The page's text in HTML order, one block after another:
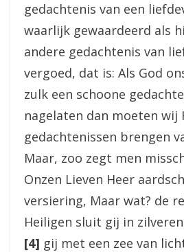
gedachtenis van een
waarlijk gewaardeerd als
andere gedachtenis van
vergoed, dat is: Als God
zulk een schoone
nagelaten dan moeten wij
gedachtenissen brengen
Maar, zoo zegt men
Onzen Lieven Heer
versiering, Maar wat? de
Heiligen sluit gij in
[4] gij met een zee van